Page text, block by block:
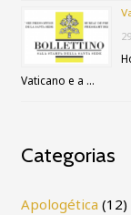
Vaticano e a …
Categorias
Apologética (12)